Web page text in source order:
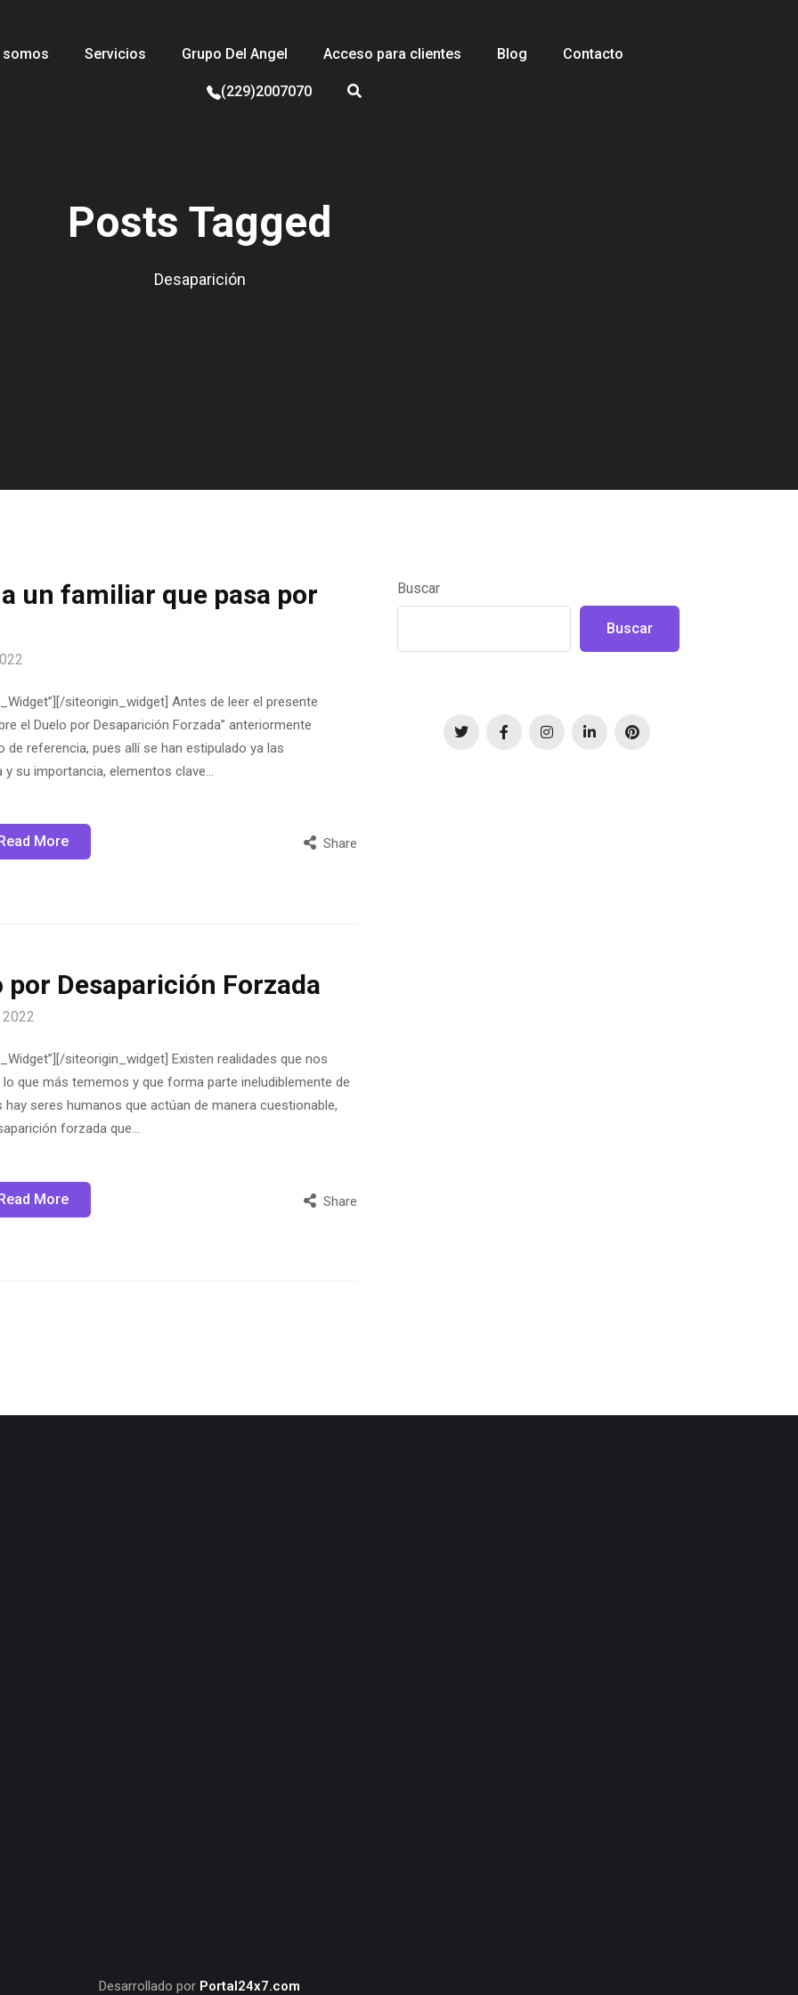
somos Servicios Grupo Del Angel Acceso para clientes Blog Contacto
(229)2007070
Posts Tagged
Desaparición
un familiar que pasa por
siteorigin_widget] Antes de leer el presente
el Duelo por Desaparición Forzada” anteriormente
referencia, pues allí se han estipulado ya las
su importancia, elementos clave…
More Share
Desaparición Forzada
2022
siteorigin_widget] Existen realidades que nos
que más tememos y que forma parte ineludiblemente de
seres humanos que actúan de manera cuestionable,
forzada que…
More Share
Buscar
Buscar
Desarrollado por Portal24x7.com